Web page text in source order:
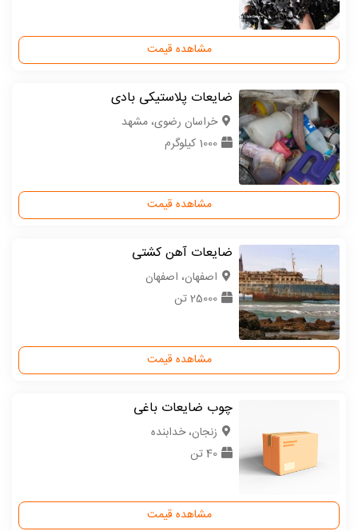
مشاهده قیمت
ضایعات پلاستیکی بادی
خراسان رضوی، مشهد
1000 کیلوگرم
مشاهده قیمت
ضایعات آهن کشتی
اصفهان، اصفهان
25000 تن
مشاهده قیمت
چوب ضایعات باغی
زنجان، خدابنده
40 تن
مشاهده قیمت